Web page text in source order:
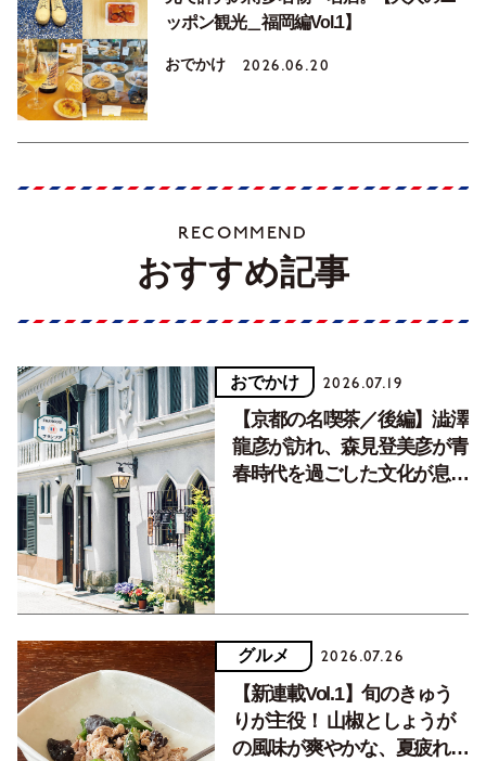
ッポン観光＿福岡編Vol.1】
おでかけ 2026.06.20
RECOMMEND
おすすめ記事
おでかけ 2026.07.19
【京都の名喫茶／後編】澁澤
龍彦が訪れ、森見登美彦が青
春時代を過ごした文化が息づ
グルメ 2026.07.26
【新連載Vol.1】旬のきゅう
りが主役！ 山椒としょうが
の風味が爽やかな、夏疲れを